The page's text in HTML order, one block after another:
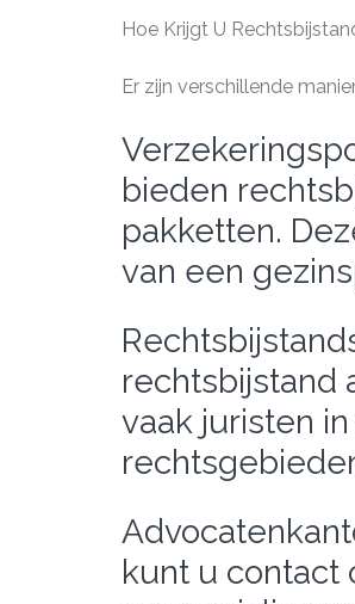
Hoe Krijgt U
Er zijn verschillende
bieden
pakketten.
van een
rechtsbijstand
vaak juristen
kunt u contact